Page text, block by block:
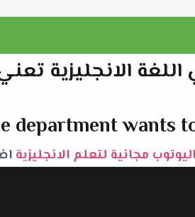
department wants
مجانية لتعلم الانجليزية